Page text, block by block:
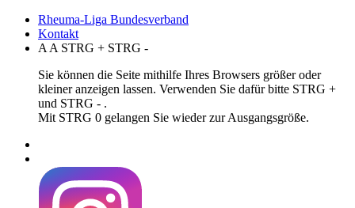
Rheuma-Liga Bundesverband
Kontakt
A A STRG + STRG -
Sie können die Seite mithilfe Ihres Browsers größer oder
kleiner anzeigen lassen. Verwenden Sie dafür bitte STRG +
und STRG - .
Mit STRG 0 gelangen Sie wieder zur Ausgangsgröße.